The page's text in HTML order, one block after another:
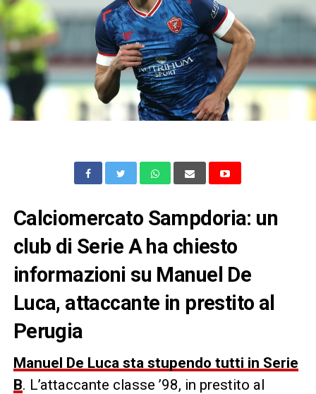
Calciomercato Sampdoria: un
club di Serie A ha chiesto
informazioni su Manuel De
Luca, attaccante in prestito al
Perugia
Manuel De Luca sta stupendo tutti in Serie
B. L’attaccante classe ’98, in prestito al